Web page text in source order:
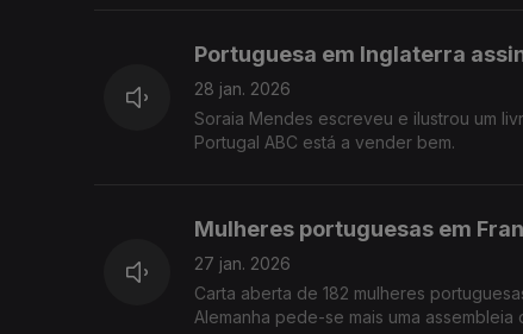
Portuguesa em Inglaterra
28 jan. 2026
Soraia Mendes escreveu e ilustrou um
Portugal ABC está a vender bem.
Mulheres portuguesas em
27 jan. 2026
Carta aberta de 182 mulheres
Alemanha pede-se mais uma assembleia